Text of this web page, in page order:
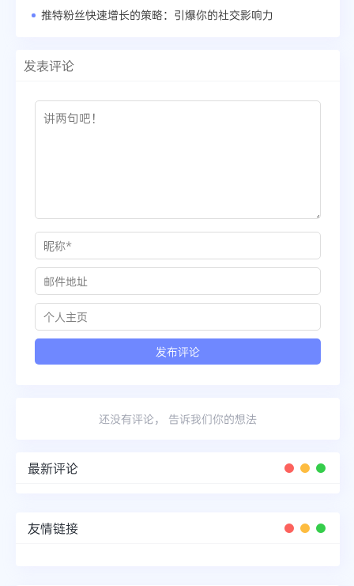
推特粉丝快速增长的策略：引爆你的社交影响力
发表评论
还没有评论， 告诉我们你的想法
最新评论
友情链接